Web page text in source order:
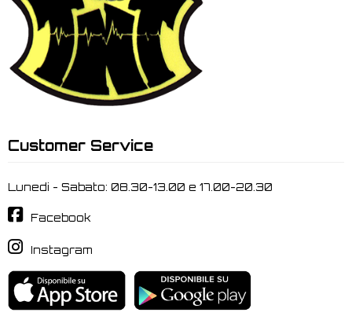
Customer Service
Lunedi - Sabato: 08.30-13.00 e 17.00-20.30
Facebook
Instagram